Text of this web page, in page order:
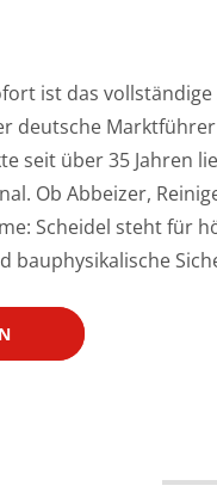
ist das
deutsche
seit über 35 Jahren
Ob Abbeizer,
Scheidel steht für
bauphysikalische